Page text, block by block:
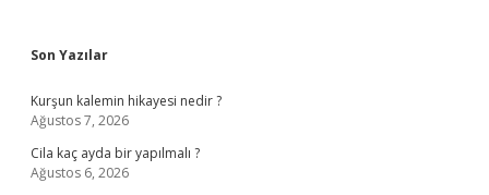
Sidebar
Son Yazılar
Kurşun kalemin hikayesi nedir ?
Ağustos 7, 2026
Cila kaç ayda bir yapılmalı ?
Ağustos 6, 2026